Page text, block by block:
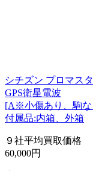
シチズン プロマス
GPS衛星電波
[A※小傷あり、駒な
付属品:内箱、外箱
９社平均買取価格
60,000円